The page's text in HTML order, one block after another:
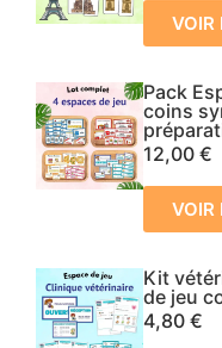
VOIR
Pack
coins
12,00 €
VOIR
Kit
de jeu
4,80 €